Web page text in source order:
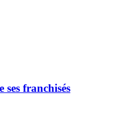
franchisés